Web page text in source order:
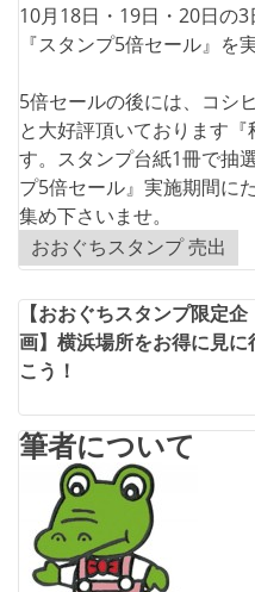
10月18日・19日・20日の
『スタンプ5倍セール』を
5倍セールの後には、コシ
と大好評頂いております
す。スタンプ台紙1冊で抽
プ5倍セール』実施期間に
集め下さいませ。
おおぐちスタンプ 売出
投
稿
ナ
ビ
ー
シ
【おおぐちスタンプ限定企
画】横浜場所をお得に見に
こう！
筆者について